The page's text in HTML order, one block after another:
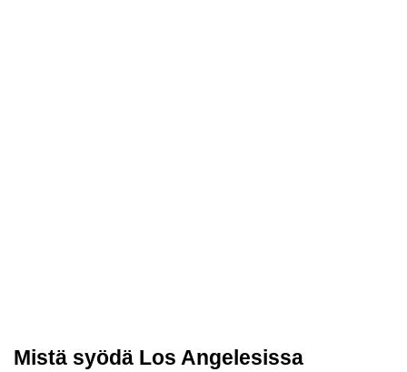
Mistä syödä Los Angelesissa